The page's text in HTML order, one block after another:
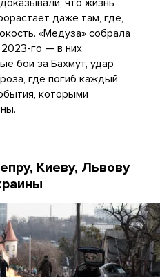
что жизнь
даже там, где,
«Медуза» собрала
го — в них
бои за Бахмут, удар
где погиб каждый
которыми
Киеву, Львову